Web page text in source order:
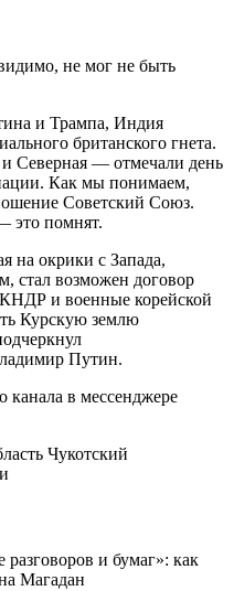
не мог не быть
и Трампа, Индия
британского гнета.
Северная — отмечали день
Как мы понимаем,
Советский Союз.
это помнят.
на окрики с Запада,
стал возможен договор
и военные корейской
Курскую землю
Путин.
в мессенджере
Чукотский
разговоров и бумаг»: как
Магадан